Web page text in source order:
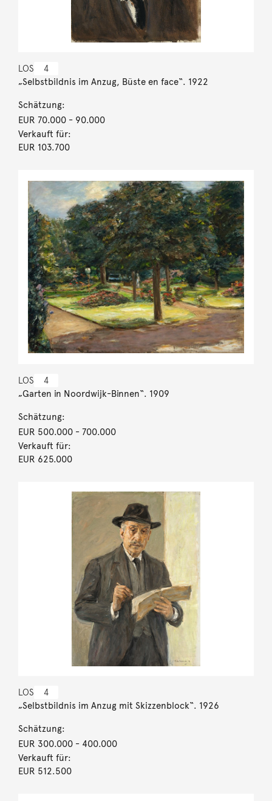
LOS 4
„Selbstbildnis im Anzug, Büste en face“. 1922
Schätzung:
EUR 70.000- 90.000
Verkauft für:
EUR 103.700
LOS 4
„Garten in Noordwijk-Binnen“. 1909
Schätzung:
EUR 500.000- 700.000
Verkauft für:
EUR 625.000
LOS 4
„Selbstbildnis im Anzug mit Skizzenblock“. 1926
Schätzung:
EUR 300.000- 400.000
Verkauft für:
EUR 512.500